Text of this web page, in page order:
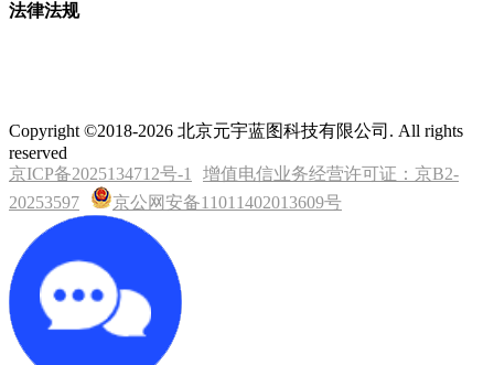
法律法规
Copyright ©2018-2026 北京元宇蓝图科技有限公司. All rights
reserved
京ICP备2025134712号-1
增值电信业务经营许可证：京B2-
20253597
京公网安备11011402013609号